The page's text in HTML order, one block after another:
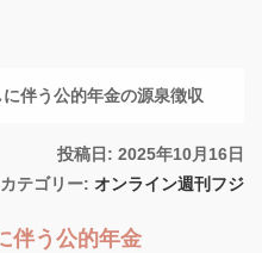
伴う公的年金の源泉徴収
投稿日: 2025年10月16日
カテゴリー: オンライン週刊フジ
伴う公的年金